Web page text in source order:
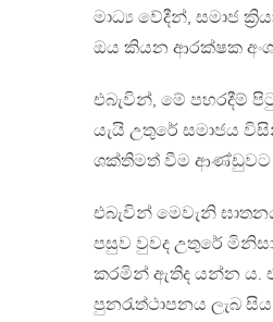
මාධ්‍ය වේදීන්, සමාජ
ඔය කියන ආරක්ෂක
එබැවින්, මේ පහරදීම්
යැයි උතුරේ සමාජය
ශක්තිමත් වීම ආණ්ඩුවට
එබැවින් මෙවැනි
පසුව වුවද උතුරේ
කරමින් ඇතිද යන්න ය.
පුනරැත්ථාපනය ලැබ